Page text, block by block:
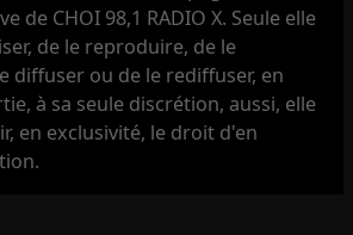
de CHOI 98,1 RADIO X. Seule elle
de le reproduire, de le
diffuser ou de le rediffuser, en
à sa seule discrétion, aussi, elle
en exclusivité, le droit d'en